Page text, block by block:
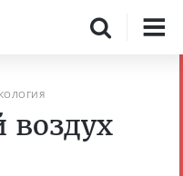
воздух